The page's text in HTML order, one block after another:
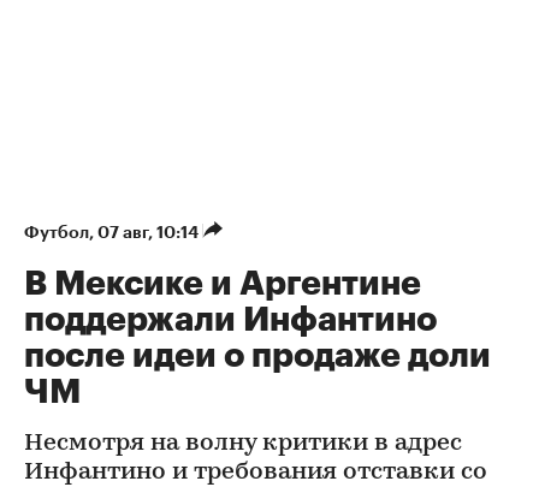
Футбол⁠, 07 авг, 10:14
В Мексике и Аргентине
поддержали Инфантино
после идеи о продаже доли
ЧМ
Несмотря на волну критики в адрес
Инфантино и требования отставки со